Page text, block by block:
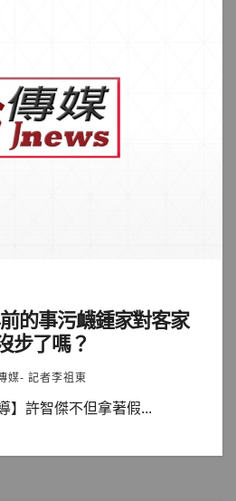
的事污衊鍾家對客家
步了嗎？
媒- 記者李祖東
】許智傑不但拿著假...